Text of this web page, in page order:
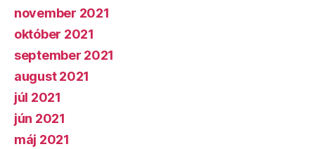
november 2021
október 2021
september 2021
august 2021
júl 2021
jún 2021
máj 2021